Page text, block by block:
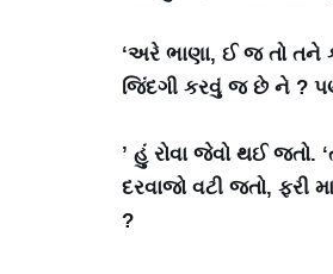
‘અરે ભાણા, ઈ જ તો તને
જિંદગી કરવું જ છે ને ?
’ હું રોવા જેવો થઈ જતો.
દરવાજો વટી જતો, ફરી
?